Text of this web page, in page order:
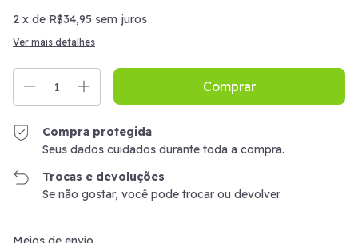
2 x de R$34,95 sem juros
Ver mais detalhes
Compra protegida
Seus dados cuidados durante toda a compra.
Trocas e devoluções
Se não gostar, você pode trocar ou devolver.
Entregas para o CEP: